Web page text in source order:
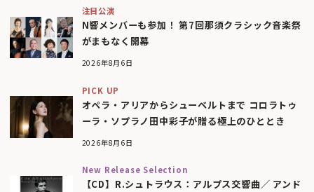
注目公演
N響メンバーも参加！ 第7回那須クラシック音楽祭
がまもなく開幕
2026年8月6日
PICK UP
オペラ・アリアからシューベルトまで コロラトゥ
ーラ・ソプラノ田中彩子が贈る極上のひととき
2026年8月6日
New Release Selection
【CD】R.シュトラウス：アルプス交響曲／ アンド